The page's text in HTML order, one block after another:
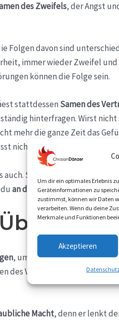
Um dir ein optimales Erlebnis
Geräteinformationen zu
zustimmst, können wir Daten
verarbeiten. Wenn du deine
Merkmale und Funktionen
Akzeptieren
des Zweifels, der Angst
Folgen davon sind
immer wieder Zweifel
können die Folge sein.
stattdessen Samen des
hinterfragen. Wirst
mehr die ganze Zeit das
nicht mehr im Außen danach
Stell dir dein Leben ruhig
an dich glaubstund weißt,
, um dein Selbstvertrauen
des Vertrauens säest.
Macht, denn er lenkt